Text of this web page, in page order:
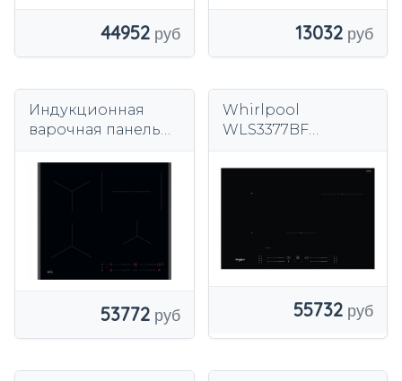
44952 13032
Индукционная
варочная панель
53772
Whirlpool
WLS3377BF
варочная панель 4
поля 77 см черная
55732